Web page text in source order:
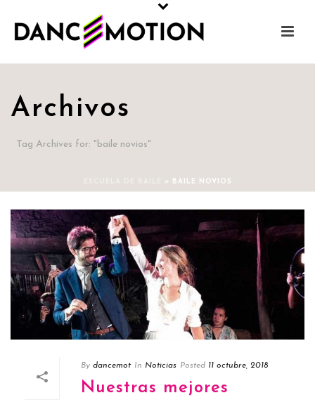
Archivos
Tag Archives for: "baile novios"
» BAILE NOVIOS
By dancemot In Noticias Posted 11 octubre, 2018
Nuestras mejores